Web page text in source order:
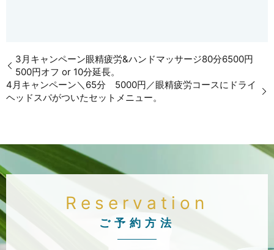
3月キャンペーン眼精疲労&ハンドマッサージ80分6500円
500円オフ or 10分延長。
4月キャンペーン＼65分 5000円／眼精疲労コースにドライ
ヘッドスパがついたセットメニュー。
Reservation
ご予約方法